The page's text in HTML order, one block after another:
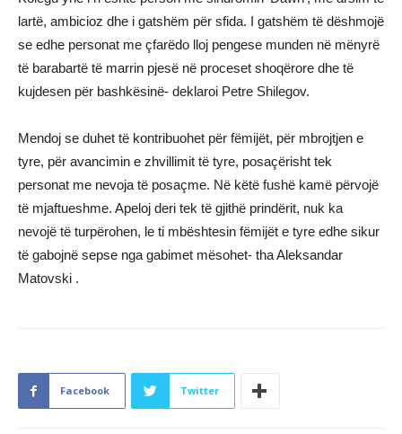
lartë, ambicioz dhe i gatshëm për sfida. I gatshëm të dëshmojë
se edhe personat me çfarëdo lloj pengese munden në mënyrë
të barabartë të marrin pjesë në proceset shoqërore dhe të
kujdesen për bashkësinë- deklaroi Petre Shilegov.
Mendoj se duhet të kontribuohet për fëmijët, për mbrojtjen e
tyre, për avancimin e zhvillimit të tyre, posaçërisht tek
personat me nevoja të posaçme. Në këtë fushë kamë përvojë
të mjaftueshme. Apeloj deri tek të gjithë prindërit, nuk ka
nevojë të turpërohen, le ti mbështesin fëmijët e tyre edhe sikur
të gabojnë sepse nga gabimet mësohet- tha Aleksandar
Matovski .
Facebook Twitter